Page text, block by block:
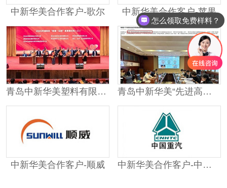
中新华美合作客户-歌尔 中新华美合作客户-苹果
青岛中新华美塑料有限公司荣获2025城阳 “慈善爱心奖”荣誉 青岛中新华美“先进高分子新材料智能制造标准化试点”顺利通过考核验收
中新华美合作客户-顺威 中新华美合作客户-中国重汽
怎么领取免费样料？